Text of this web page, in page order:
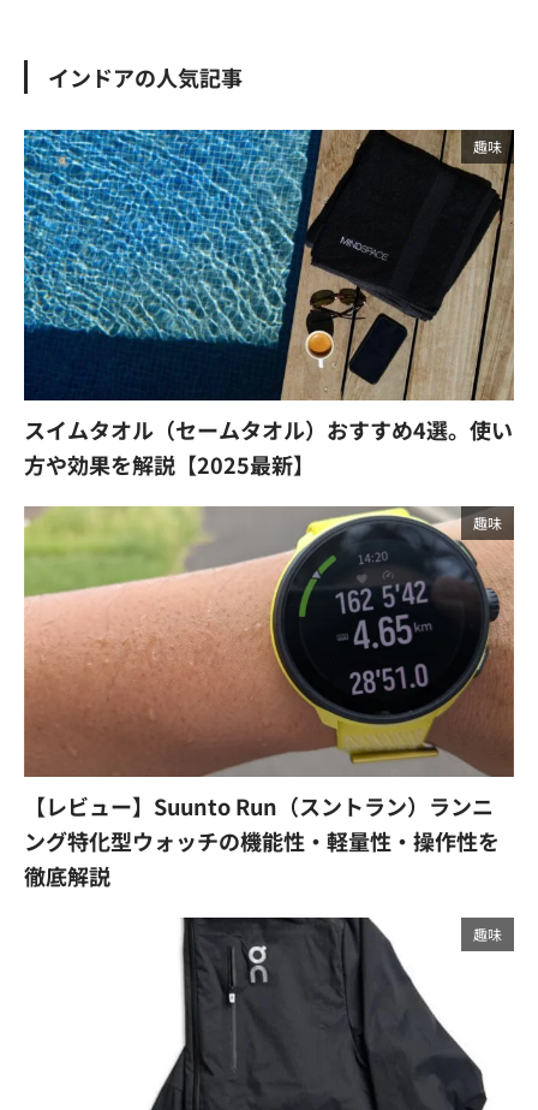
インドアの人気記事
趣味
スイムタオル（セームタオル）おすすめ4選。使い
方や効果を解説【2025最新】
趣味
【レビュー】Suunto Run（スントラン）ランニ
ング特化型ウォッチの機能性・軽量性・操作性を
徹底解説
趣味